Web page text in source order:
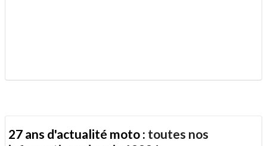
27 ans d'actualité moto : toutes nos